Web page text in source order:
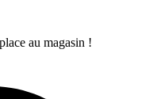
au magasin !